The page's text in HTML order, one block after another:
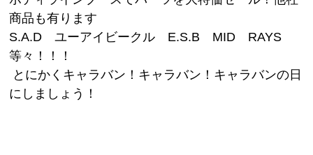
商品も有ります
S.A.D ユーアイビークル E.S.B MID RAYS
等々！！！
とにかくキャラバン！キャラバン！キャラバンの日
にしましょう！